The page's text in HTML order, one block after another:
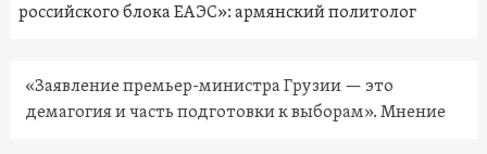
российского блока ЕАЭС»: армянский политолог
«Заявление премьер-министра Грузии — это
демагогия и часть подготовки к выборам». Мнение